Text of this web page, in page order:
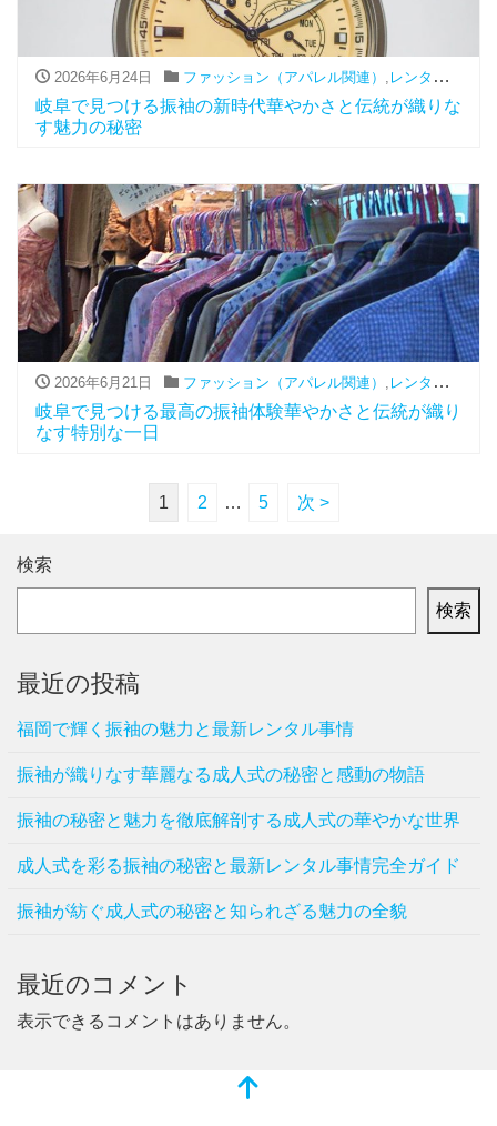
2026年6月24日 ファッション（アパレル関連） レンタル ,
岐阜で見つける振袖の新時代華やかさと伝統が織りな
す魅力の秘密
2026年6月21日 ファッション（アパレル関連） , レンタル ,
岐阜で見つける最高の振袖体験華やかさと伝統が織り
なす特別な一日
1 2 … 5 次 >
検索
検索
最近の投稿
福岡で輝く振袖の魅力と最新レンタル事情
振袖が織りなす華麗なる成人式の秘密と感動の物語
振袖の秘密と魅力を徹底解剖する成人式の華やかな世界
成人式を彩る振袖の秘密と最新レンタル事情完全ガイド
振袖が紡ぐ成人式の秘密と知られざる魅力の全貌
最近のコメント
表示できるコメントはありません。